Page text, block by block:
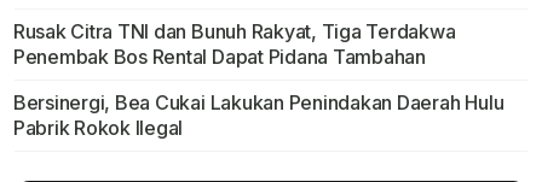
Rusak Citra TNI dan Bunuh Rakyat, Tiga Terdakwa
Penembak Bos Rental Dapat Pidana Tambahan
Bersinergi, Bea Cukai Lakukan Penindakan Daerah Hulu
Pabrik Rokok Ilegal